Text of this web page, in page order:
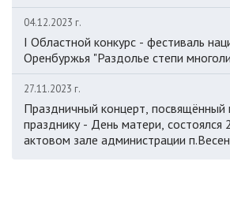
04.12.2023 г.
I Областной конкурс - фестиваль
Оренбуржья "Раздолье степи
27.11.2023 г.
Праздничный концерт, посвящённый
празднику - День матери, состоялся
актовом зале администрации